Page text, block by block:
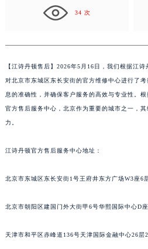
34 次
【 江诗丹顿售后】2026年5月16日，我们根据江诗
对北京市东城区东长安街的官方维修中心进行了
息的准确性，并确保客户服务的高效与专业性。
官方售后服务中心，北京作为重要的城市之一，
力。
江诗丹顿官方售后服务中心地址：
北京市东城区东长安街1号王府井东方广场W3座6
北京市朝阳区建国门外大街甲6号华熙国际中心D
天津市和平区赤峰道136号天津国际金融中心26层